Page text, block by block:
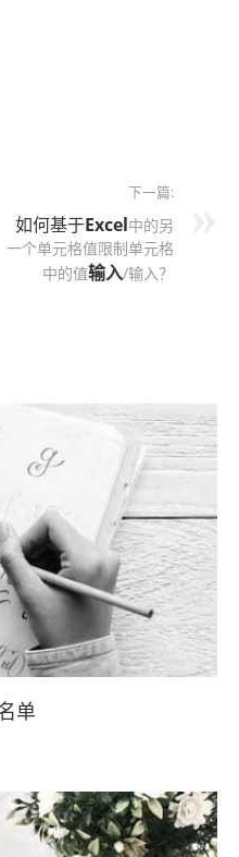
下一篇:
如何基于Excel中的另
一个单元格值限制单元格
中的值输入/输入？
单